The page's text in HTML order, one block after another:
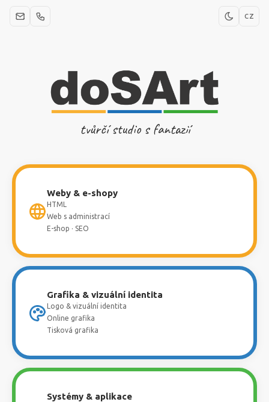
CZ
tvůrčí studio s fantazií
Weby & e-shopy
HTML
Web s administrací
E-shop · SEO
Grafika & vizuální identita
Logo & vizuální identita
Online grafika
Tisková grafika
Systémy & aplikace